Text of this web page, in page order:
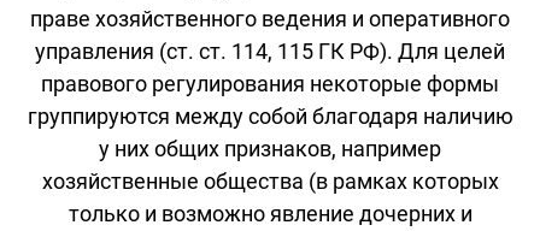
праве хозяйственного ведения и оперативного
управления (ст. ст. 114, 115 ГК РФ). Для целей
правового регулирования некоторые формы
группируются между собой благодаря наличию
у них общих признаков, например
хозяйственные общества (в рамках которых
только и возможно явление дочерних и